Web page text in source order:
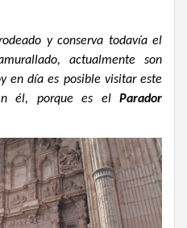
y conserva todavía el
actualmente son
en día es posible visitar este
él, porque es el Parador